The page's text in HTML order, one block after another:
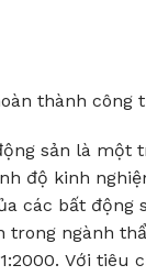
thành công
sản là một
độ kinh
các bất
trong ngành
Với tiêu